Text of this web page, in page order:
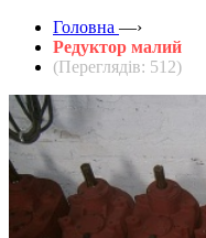
Головна —›
Редуктор малий
(Переглядів: 512)